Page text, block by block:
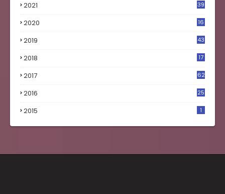
2021 39
2020
16
2019
43
2018
17
2017
62
2016
25
2015 1